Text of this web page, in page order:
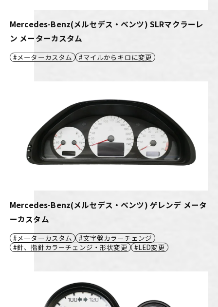
Mercedes-Benz(メルセデス・ベンツ) SLRマクラーレ
ン メーターカスタム
メーターカスタム マイルからキロに変更
Mercedes-Benz(メルセデス・ベンツ) ゲレンデ メータ
ーカスタム
メーターカスタム
文字盤カラーチェンジ
針、指針カラーチェンジ・形状変更
LED変更